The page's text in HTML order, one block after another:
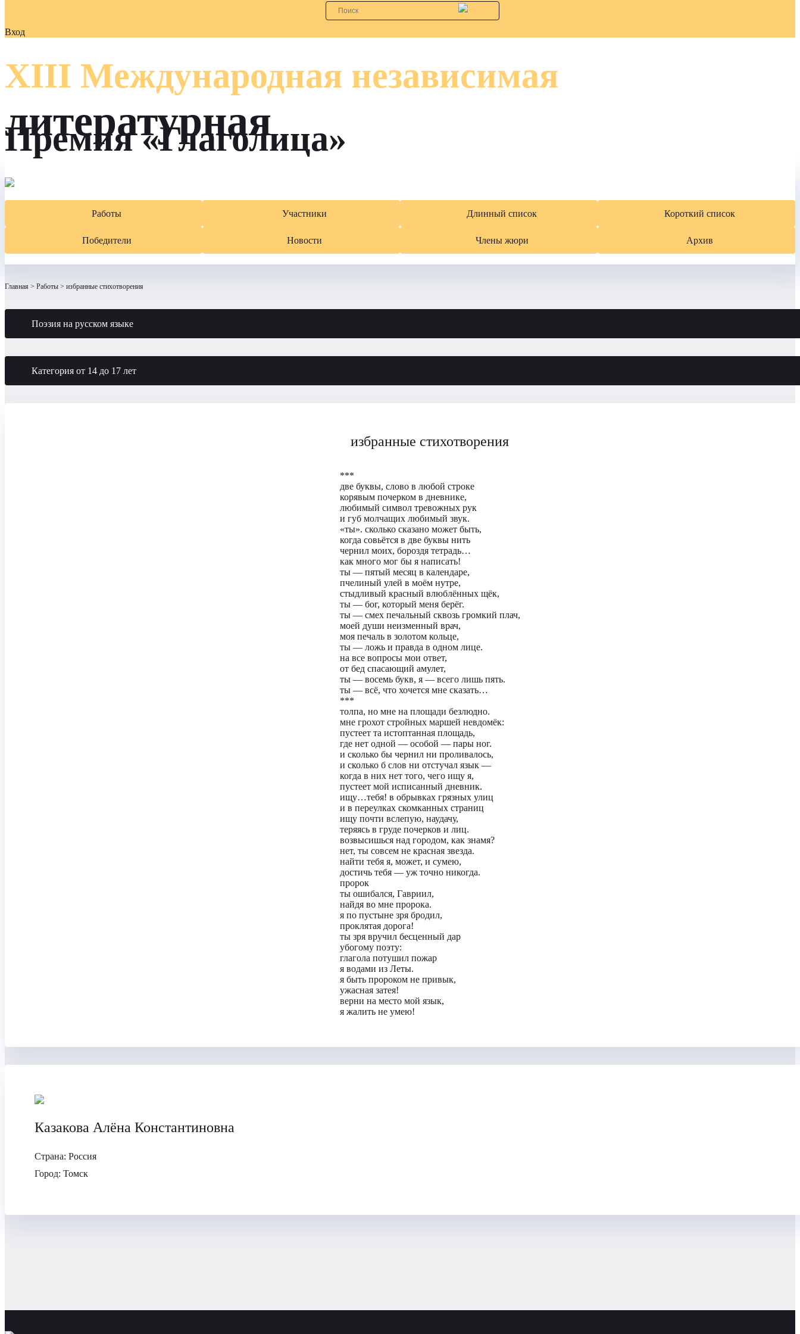
Вход
XIII Международная независимая
литературная
Премия «Глаголица»
Работы Участники Длинный список Короткий список
Победители Новости Члены жюри Архив
Главная Работы избранные стихотворения
Поэзия на русском языке
Категория от 14 до 17 лет
избранные стихотворения
***
две буквы, слово в любой строке
корявым почерком в дневнике,
любимый символ тревожных рук
и губ молчащих любимый звук.
«ты». сколько сказано может быть,
когда совьётся в две буквы нить
чернил моих, бороздя тетрадь…
как много мог бы я написать!
ты — пятый месяц в календаре,
пчелиный улей в моём нутре,
стыдливый красный влюблённых щёк,
ты — бог, который меня берёг.
ты — смех печальный сквозь громкий плач,
моей души неизменный врач,
моя печаль в золотом кольце,
ты — ложь и правда в одном лице.
на все вопросы мои ответ,
от бед спасающий амулет,
ты — восемь букв, я — всего лишь пять.
ты — всё, что хочется мне сказать…
***
толпа, но мне на площади безлюдно.
мне грохот стройных маршей невдомёк:
пустеет та истоптанная площадь,
где нет одной — особой — пары ног.
и сколько бы чернил ни проливалось,
и сколько б слов ни отстучал язык —
когда в них нет того, чего ищу я,
пустеет мой исписанный дневник.
ищу…тебя! в обрывках грязных улиц
и в переулках скомканных страниц
ищу почти вслепую, наудачу,
теряясь в груде почерков и лиц.
возвысишься над городом, как знамя?
нет, ты совсем не красная звезда.
найти тебя я, может, и сумею,
достичь тебя — уж точно никогда.
пророк
ты ошибался, Гавриил,
найдя во мне пророка.
я по пустыне зря бродил,
проклятая дорога!
ты зря вручил бесценный дар
убогому поэту:
глагола потушил пожар
я водами из Леты.
я быть пророком не привык,
ужасная затея!
верни на место мой язык,
я жалить не умею!
Казакова Алёна Константиновна
Страна: Россия
Город: Томск